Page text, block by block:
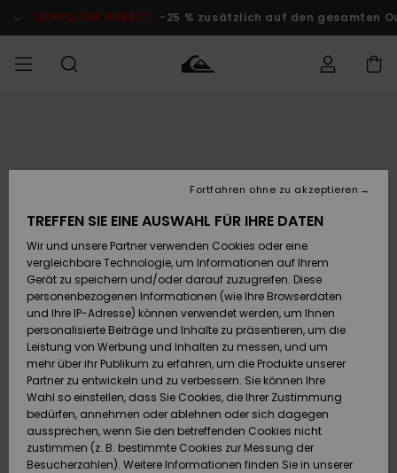
Produktinformation
DOPPELTER RABATT -25 % zusätzlich auf den gesamten
Accessoires
Schuhe&
Flip-Flops
Surf
Snow
Brandneu
JUNGEN
Accessoires
Schuhe&
Flip-Flops
Surf
Snow
Brandneu
FRAUEN
Brandneu
Highlights
Snow
SURF
Kinder
Highlights
Community
SNOW
Kinder
Snow Shop
Damen
Highlights
Community
DOPPELTER
RABATT
KINDER
Outlet
Frauen
HILFE & KONTAKT
Versand
Retouren
Bezahlung
Geschenkkarte
Quiksilver
Freedom
Datenschutz
TREFFEN SIE EINE AUSWAHL FÜR IHRE DATEN
Wir und unsere Partner verwenden Cookies oder eine
vergleichbare Technologie, um Informationen auf Ihrem
Gerät zu speichern und/oder darauf zuzugreifen. Diese
personenbezogenen Informationen (wie Ihre Browserdaten
und Ihre IP-Adresse) können verwendet werden, um Ihnen
personalisierte Beiträge und Inhalte zu präsentieren, um die
Leistung von Werbung und Inhalten zu messen, und um
mehr über ihr Publikum zu erfahren, um die Produkte unserer
Partner zu entwickeln und zu verbessern. Sie können Ihre
Wahl so einstellen, dass Sie Cookies, die Ihrer Zustimmung
bedürfen, annehmen oder ablehnen oder sich dagegen
aussprechen, wenn Sie den betreffenden Cookies nicht
zustimmen (z. B. bestimmte Cookies zur Messung der
Besucherzahlen). Weitere Informationen finden Sie in unserer
Fortfahren ohne zu akzeptieren